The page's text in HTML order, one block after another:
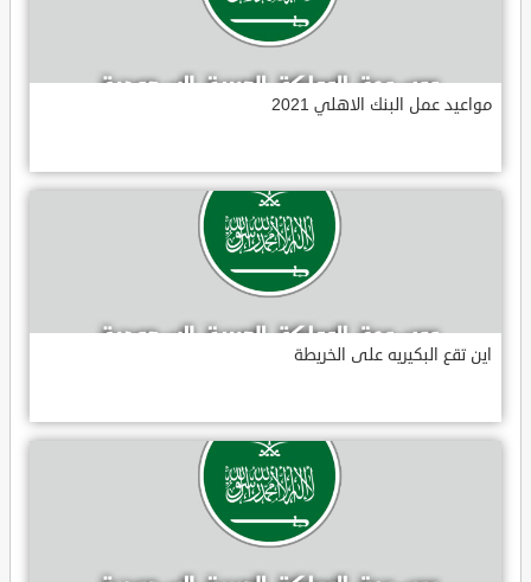
مواعيد عمل البنك الاهلي 2021
اين تقع البكيريه على الخريطة